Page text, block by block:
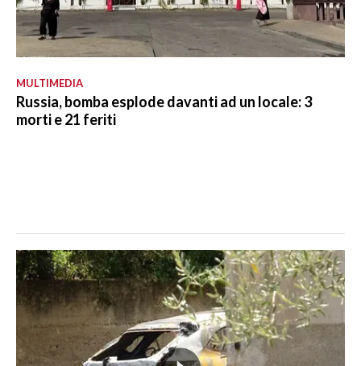
MULTIMEDIA
Russia, bomba esplode davanti ad un locale: 3
morti e 21 feriti